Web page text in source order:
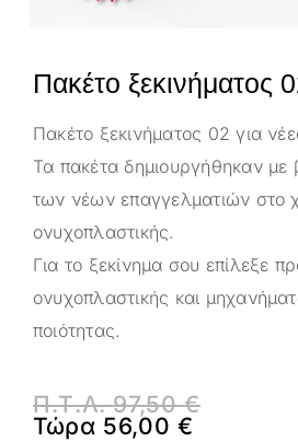
Πακέτο ξεκινήματος
Πακέτο ξεκινήματος 02 για
Τα πακέτα δημιουργήθηκαν με
των νέων επαγγελματιών στο
ονυχοπλαστικής.
Για το ξεκίνημα σου επίλεξε
ονυχοπλαστικής και
ποιότητας.
Π.Τ.Λ.97,50€
Τώρα 56,00 €